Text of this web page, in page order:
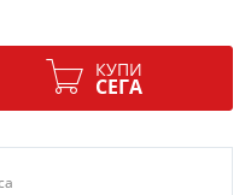
КУПИ
СЕГА